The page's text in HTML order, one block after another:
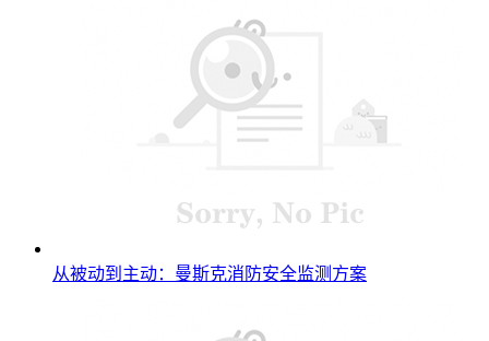
从被动到主动：曼斯克消防安全监测方案